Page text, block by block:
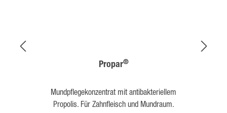
Propar®
Mundpflegekonzentrat mit antibakteriellem
Propolis. Für Zahnfleisch und Mundraum.